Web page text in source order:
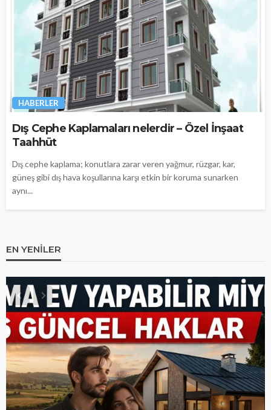
HABERLER
Dış Cephe Kaplamaları nelerdir – Özel İnşaat
Taahhüt
Dış cephe kaplama; konutlara zarar veren yağmur, rüzgar, kar,
güneş gibi dış hava koşullarına karşı etkin bir koruma sunarken
aynı...
EN YENILER